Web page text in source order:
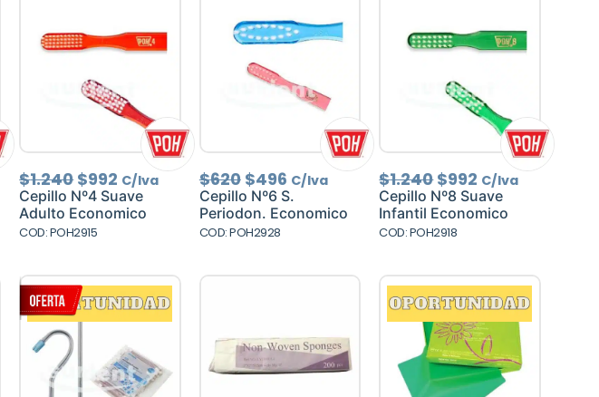
$1.240El
precio
original
era:
$1.240.
$992 El
precio
actual
es:
C/Iva
Cepillo Nº4 Suave
Adulto Economico
COD: POH2915
$620 El
precio
original
era:
$620.
$496El
precio
actual
es:
C/Iva
Cepillo Nº6 S.
Periodon. Economico
COD: POH2928
$1.240El
precio
original
era:
$1.240.
$992 El
precio
actual
es:
C/Iva
Cepillo Nº8 Suave
Infantil Economico
COD: POH2918